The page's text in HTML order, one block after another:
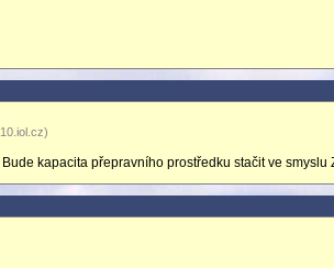
kapacita přepravního prostředku stačit ve smyslu